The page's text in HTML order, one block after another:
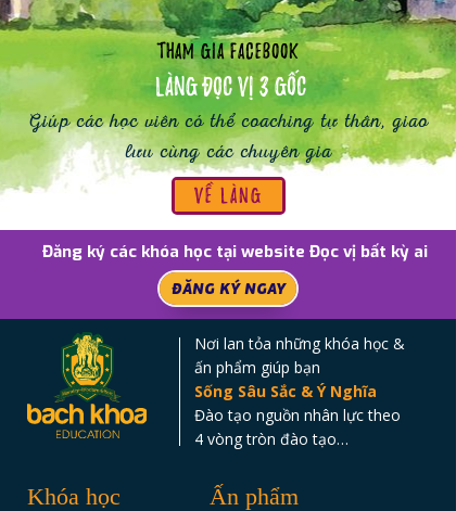
Tham gia Facebook
Giúp các học viên có thể coaching tự thân, giao
lưu cùng các chuyên gia
VỀ LÀNG
Làng ĐỌC VỊ 3 gốc
ĐĂNG KÝ NGAY
Đăng ký các khóa học tại website Đọc vị bất kỳ ai
Ấn phẩm
Khóa học
Nơi lan tỏa những khóa học &
ấn phẩm giúp bạn
Sống Sâu Sắc & Ý Nghĩa
Đào tạo nguồn nhân lực theo
4 vòng tròn đào tạo…